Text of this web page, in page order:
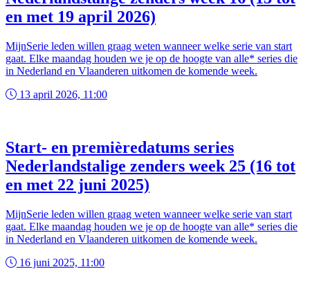
en met 19 april 2026)
MijnSerie leden willen graag weten wanneer welke serie van start
gaat. Elke maandag houden we je op de hoogte van alle* series die
in Nederland en Vlaanderen uitkomen de komende week.
13 april 2026, 11:00
Start- en premièredatums series
Nederlandstalige zenders week 25 (16 tot
en met 22 juni 2025)
MijnSerie leden willen graag weten wanneer welke serie van start
gaat. Elke maandag houden we je op de hoogte van alle* series die
in Nederland en Vlaanderen uitkomen de komende week.
16 juni 2025, 11:00